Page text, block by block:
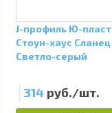
J-профиль Ю-пласт
Стоун-хаус Сланец
Светло-серый
314 руб./шт.